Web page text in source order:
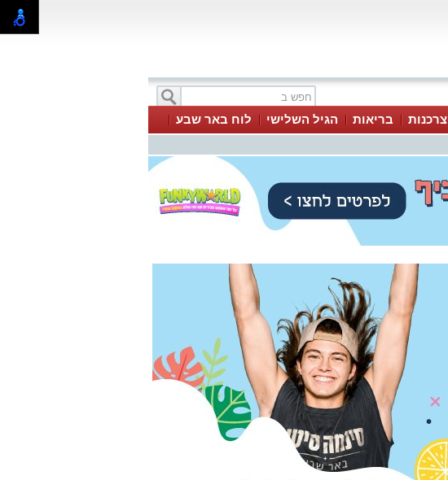
צרכנות בריאות הגיל השלישי
לוח באר שבע